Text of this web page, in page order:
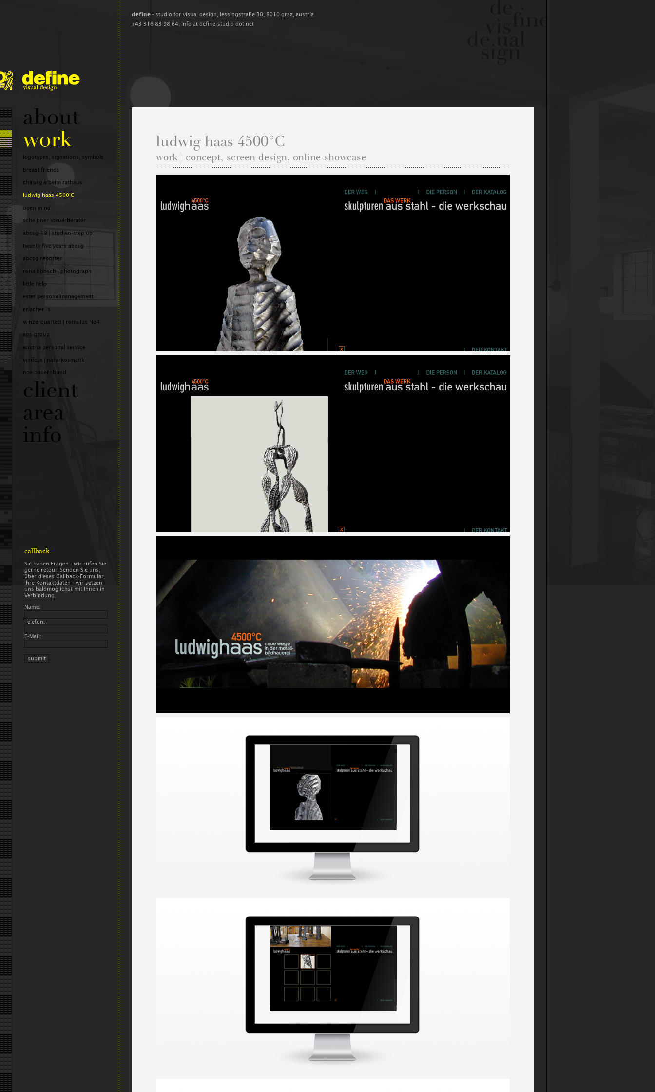
define - studio for visual design, lessingstraße 30, 8010 graz, austria
+43 316 83 98 64, info at define-studio dot net
about
work
logotypes, signations, symbols
breast friends
chirurgie beim rathaus
ludwig haas 4500°C
open mind
scheipner steuerberater
abcsg-18 | studien-step up
twenty five years abcsg
abcsg reporter
ronaldposch | photograph
little help
estet personalmanagement
erlacher´s
winzerquartett | romulus No4
aps group
austria personal service
vinifera | naturkosmetik
noe bauernbund
client
area
info
callback
Sie haben Fragen - wir rufen Sie
gerne retour! Senden Sie uns,
über dieses Callback-Formular,
Ihre Kontaktdaten - wir setzen
uns baldmöglichst mit Ihnen in
Verbindung.
Name:
Telefon:
E-Mail:
ludwig haas 4500°C
work | concept, screen design, online-showcase